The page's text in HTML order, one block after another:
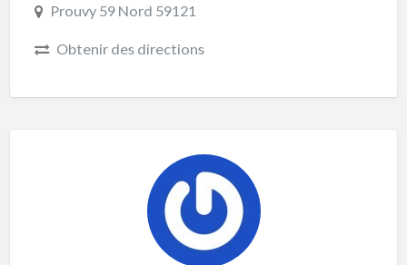
Prouvy 59 Nord 59121
Obtenir des directions